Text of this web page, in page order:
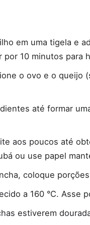
em uma tigela e
por 10 minutos para
o ovo e o queijo
até formar
aos poucos até
ou use papel
coloque
a 160 °C. Asse
estiverem